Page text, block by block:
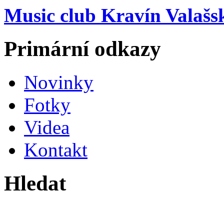
Music club Kravín
Primární odkazy
Novinky
Fotky
Videa
Kontakt
Hledat